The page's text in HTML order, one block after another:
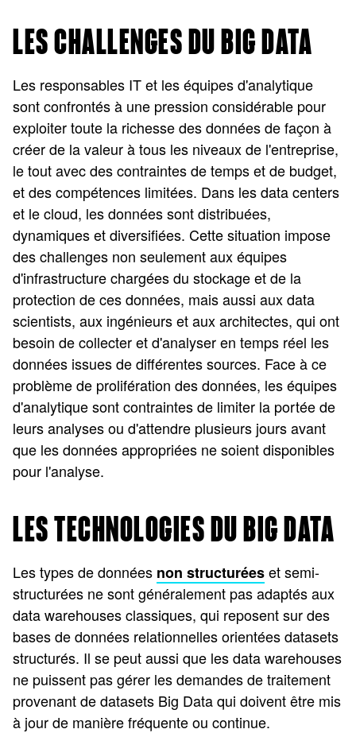
LES CHALLENGES DU BIG DATA
Les responsables IT et les équipes d'analytique
sont confrontés à une pression considérable pour
exploiter toute la richesse des données de façon à
créer de la valeur à tous les niveaux de l'entreprise,
le tout avec des contraintes de temps et de budget,
et des compétences limitées. Dans les data centers
et le cloud, les données sont distribuées,
dynamiques et diversifiées. Cette situation impose
des challenges non seulement aux équipes
d'infrastructure chargées du stockage et de la
protection de ces données, mais aussi aux data
scientists, aux ingénieurs et aux architectes, qui ont
besoin de collecter et d'analyser en temps réel les
données issues de différentes sources. Face à ce
problème de prolifération des données, les équipes
d'analytique sont contraintes de limiter la portée de
leurs analyses ou d'attendre plusieurs jours avant
que les données appropriées ne soient disponibles
pour l'analyse.
LES TECHNOLOGIES DU BIG DATA
Les types de données non structuréeset semi-
structurées ne sont généralement pas adaptés aux
data warehouses classiques, qui reposent sur des
bases de données relationnelles orientées datasets
structurés. Il se peut aussi que les data warehouses
ne puissent pas gérer les demandes de traitement
provenant de datasets Big Data qui doivent être mis
à jour de manière fréquente ou continue.